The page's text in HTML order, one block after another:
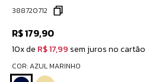
388720712
R$ 179,90
10x de R$ 17,99 sem juros no cartão
COR: AZUL MARINHO